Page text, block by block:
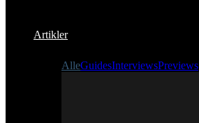
Artikler
AlleGuidesInterviewsPreviews